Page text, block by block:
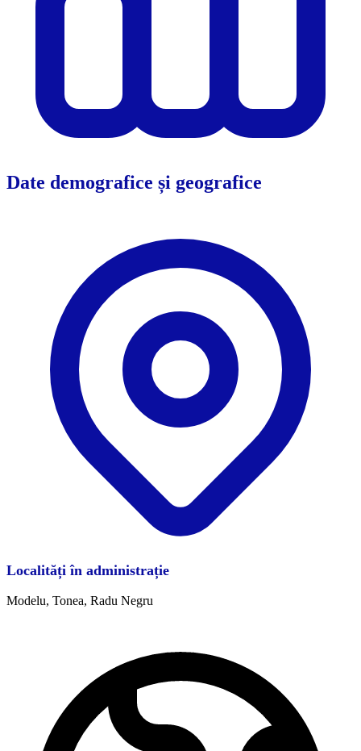
Date demografice și geografice
Localități în administrație
Modelu, Tonea, Radu Negru